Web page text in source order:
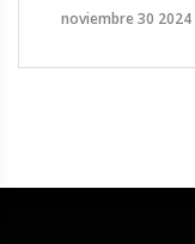
tiendas
noviembre 30 2024